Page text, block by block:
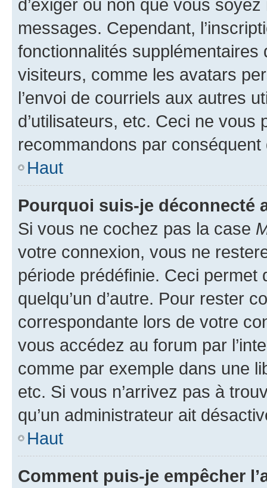
d’exiger ou non que vous
messages. Cependant,
fonctionnalités
visiteurs, comme les avatars
l’envoi de courriels aux autres
d’utilisateurs, etc. Ceci ne vous
recommandons par conséquent
Haut
Pourquoi suis-je déconnecté
Si vous ne cochez pas la case
votre connexion, vous ne
période prédéfinie. Ceci permet
quelqu’un d’autre. Pour rester
correspondante lors de votre
vous accédez au forum par
comme par exemple dans une
etc. Si vous n’arrivez pas à
qu’un administrateur ait
Haut
Comment puis-je empêcher